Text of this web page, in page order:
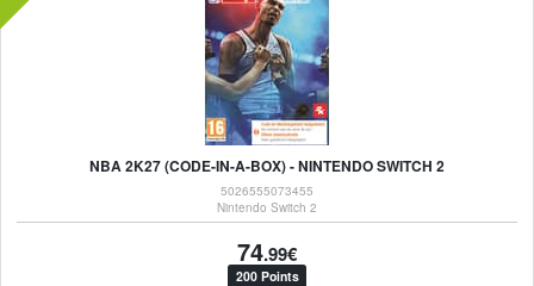
NBA 2K27 (CODE-IN-A-BOX) - NINTENDO SWITCH 2
5026555073455
Nintendo Switch 2
74.99€
200 Points